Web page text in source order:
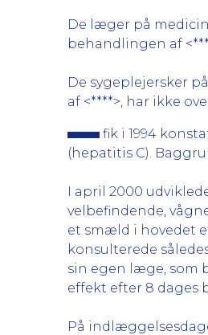
De læger på
behandlingen af
De sygeplejersker
af <****>, har ikke
fik i 1994
(hepatitis C).
I april 2000
velbefindende,
et smæld i hovedet
konsulterede
sin egen læge, som
effekt efter 8 dages
På